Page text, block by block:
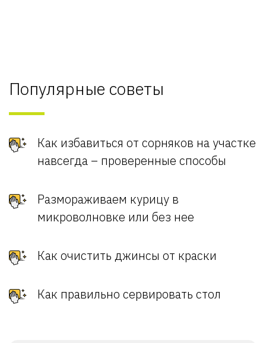
Популярные советы
Как избавиться от сорняков на участке
навсегда – проверенные способы
Размораживаем курицу в
микроволновке или без нее
Как очистить джинсы от краски
Как правильно сервировать стол